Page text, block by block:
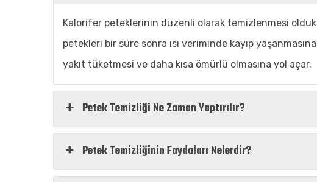
Kalorifer peteklerinin düzenli olarak temizlenmesi
petekleri bir süre sonra ısı veriminde kayıp
yakıt tüketmesi ve daha kısa ömürlü olmasına yol açar.
Petek Temizliği Ne Zaman Yaptırılır?
Petek Temizliğinin Faydaları Nelerdir?